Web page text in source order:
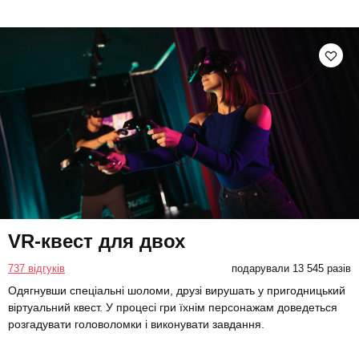
VR-квест для двох
737 відгуків подарували 13 545 разів
Одягнувши спеціальні шоломи, друзі вирушать у пригодницький
віртуальний квест. У процесі гри їхнім персонажам доведеться
розгадувати головоломки і виконувати завдання.